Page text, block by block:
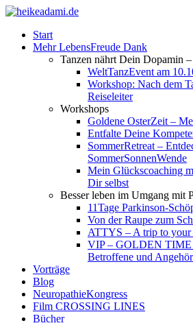
Start
Mehr LebensFreude Dank
Tanzen nährt Dein Dopamin
WeltTanzEvent am
Workshop: Nach dem
Reiseleiter
Workshops
Goldene OsterZeit –
Entfalte Deine
SommerRetreat –
SommerSonnenWende
Mein Glückscoaching
Dir selbst
Besser leben im Umgang mit
11Tage Parkinson-
Von der Raupe zum
ATTYS – A trip to your
VIP – GOLDEN TIME
Betroffene und
Vorträge
Blog
NeuropathieKongress
Film CROSSING LINES
Bücher